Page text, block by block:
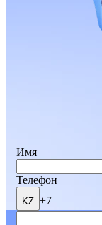
Имя
Телефон
KZ +7